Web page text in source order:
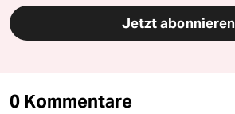
Jetzt abonnieren
0 Kommentare